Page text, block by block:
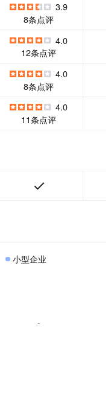
3.9
8条点评
4.0
12条点评
4.0
8条点评
4.0
11条点评
小型企业
-